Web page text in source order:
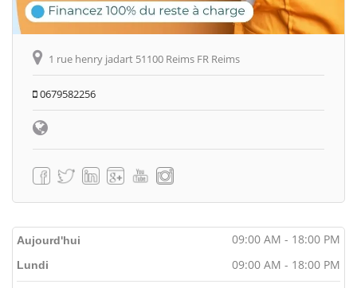
1 rue henry jadart 51100 Reims FR Reims
0679582256
Aujourd'hui 09:00 AM - 18:00 PM
Lundi 09:00 AM - 18:00 PM